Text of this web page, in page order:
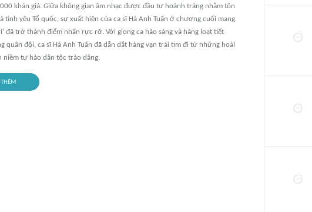
khán giả. Giữa không gian âm nhạc được đầu tư hoành tráng nhằm tôn
tình yêu Tổ quốc, sự xuất hiện của ca sĩ Hà Anh Tuấn ở chương cuối mang
trở thành điểm nhấn rực rỡ. Với giọng ca hào sảng và hàng loạt tiết
quân đội, ca sĩ Hà Anh Tuấn đã dẫn dắt hàng vạn trái tim đi từ những hoài
niềm tự hào dân tộc trào dâng.